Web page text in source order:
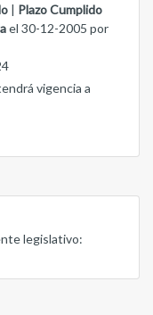
Plazo Cumplido
el 30-12-2005 por
vigencia a
legislativo: